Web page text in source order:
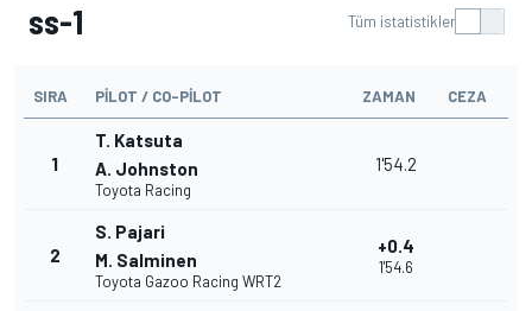
ss-1 Tüm istatistikler
SIRA PILOT / CO-PILOT ZAMAN CEZA
1
T. Katsuta
A. Johnston
Toyota Racing
1'54.2
2
S. Pajari
M. Salminen
Toyota Gazoo Racing WRT2
+0.4
1'54.6